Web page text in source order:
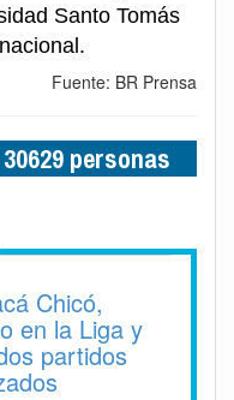
Santo Tomás
Fuente: BR Prensa
personas
Chicó,
en la Liga y
partidos